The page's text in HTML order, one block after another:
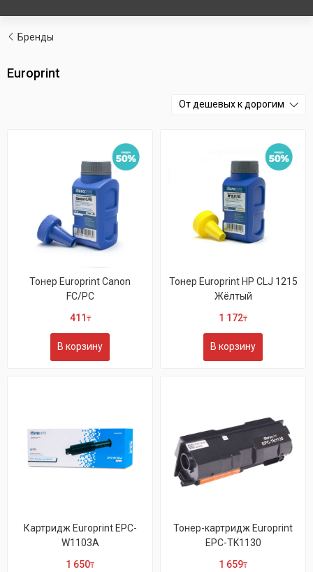
Бренды
Europrint
От дешевых к дорогим
Тонер Europrint Canon
FC/PC
411 ₸
В корзину
Тонер Europrint HP CLJ 1215
Жёлтый
1 172₸
В корзину
Картридж Europrint EPC-
W1103A
1 650₸
Тонер-картридж Europrint
EPC-TK1130
1 659₸